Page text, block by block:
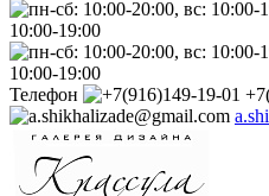
10:00-19:00
10:00-19:00
Телефон